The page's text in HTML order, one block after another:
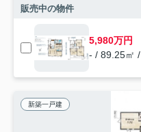
販売中の物件
5,980万円
- / 89.25㎡
新築一戸建